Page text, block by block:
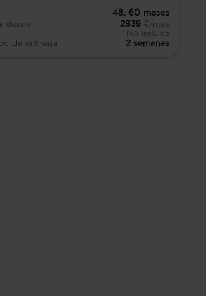
48, 60 meses
desde
2839 €/mes
IVA incluido
de entrega 2 semanas